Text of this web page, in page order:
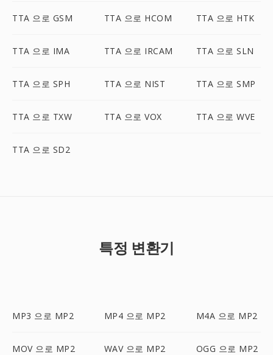
TTA 으로 GSM TTA 으로 HCOM TTA 으로 HTK
TTA 으로 IMA TTA 으로 IRCAM TTA 으로 SLN
TTA 으로 SPH TTA 으로 NIST TTA 으로 SMP
TTA 으로 TXW TTA 으로 VOX TTA 으로 WVE
TTA 으로 SD2
특정 변환기
MP3 으로 MP2 MP4 으로 MP2 M4A 으로 MP2
MOV 으로 MP2 WAV 으로 MP2 OGG 으로 MP2